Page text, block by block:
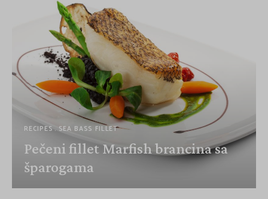
RECIPES SEA BASS FILLET
Pečeni fillet Marfish brancina sa
šparogama